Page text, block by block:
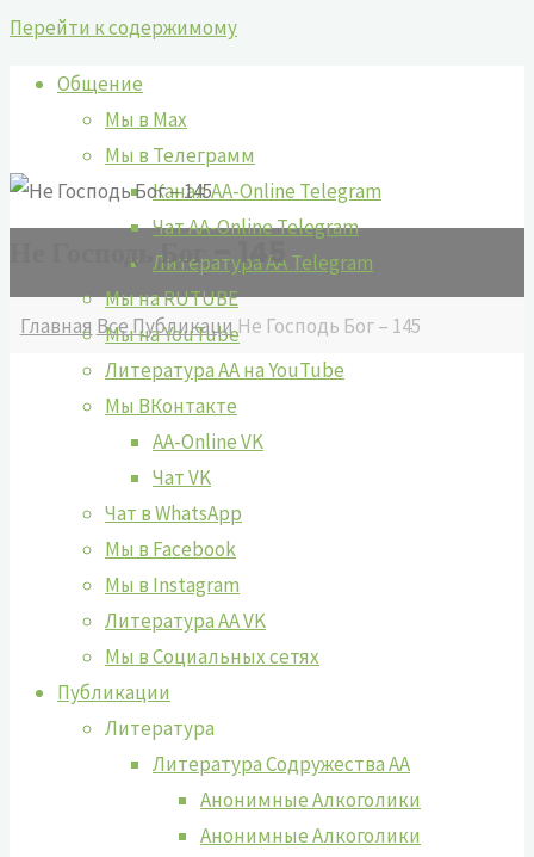
Перейти к содержимому
Общение
Мы в Max
Мы в Телеграмм
Канал AA-Online Telegram
Чат AA-Online Telegram
Литература АА Telegram
Мы на RUTUBE
Мы на YouTube
Литература АА на YouTube
Мы ВКонтакте
AA-Online VK
Чат VK
Чат в WhatsApp
Мы в Facebook
Мы в Instagram
Литература АА VK
Мы в Социальных сетях
Публикации
Литература
Литература Содружества АА
Анонимные Алкоголики
Анонимные Алкоголики
Не Господь Бог – 145
Главная Все ПубликациНе Господь Бог – 145